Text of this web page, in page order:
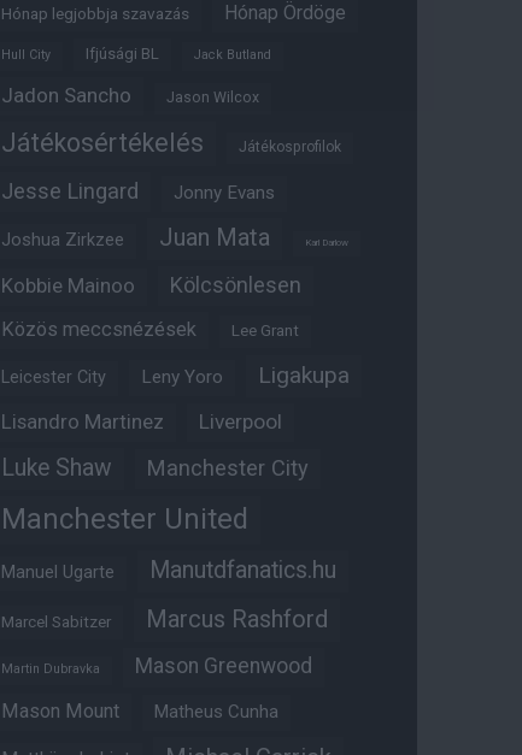
Hónap legjobbja szavazás Hónap Ördöge
Hull City Ifjúsági BL Jack Butland
Jadon Sancho Jason Wilcox
Játékosértékelés Játékosprofilok
Jesse Lingard Jonny Evans
Joshua Zirkzee Juan Mata Karl Darlow
Kobbie Mainoo Kölcsönlesen
Közös meccsnézések Lee Grant
Leicester City Leny Yoro Ligakupa
Lisandro Martinez Liverpool
Luke Shaw Manchester City
Manchester United
Manuel Ugarte Manutdfanatics.hu
Marcel Sabitzer Marcus Rashford
Martin Dubravka Mason Greenwood
Mason Mount Matheus Cunha